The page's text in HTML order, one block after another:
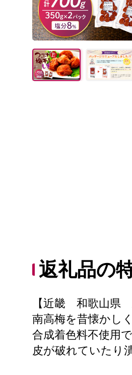
返礼品の
【近畿 和歌山県
南高梅を昔懐かし
合成着色料不使用
皮が破れていたり